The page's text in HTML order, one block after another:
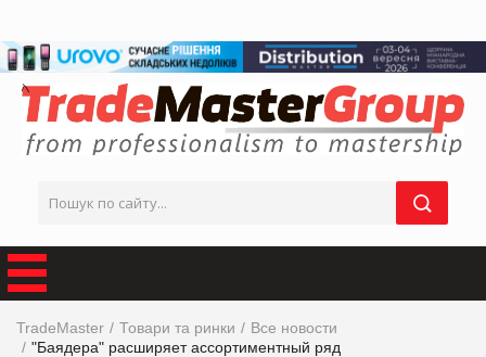
TradeMaster Товари та ринки
Все новости
"Баядера" расширяет ассортиментный ряд